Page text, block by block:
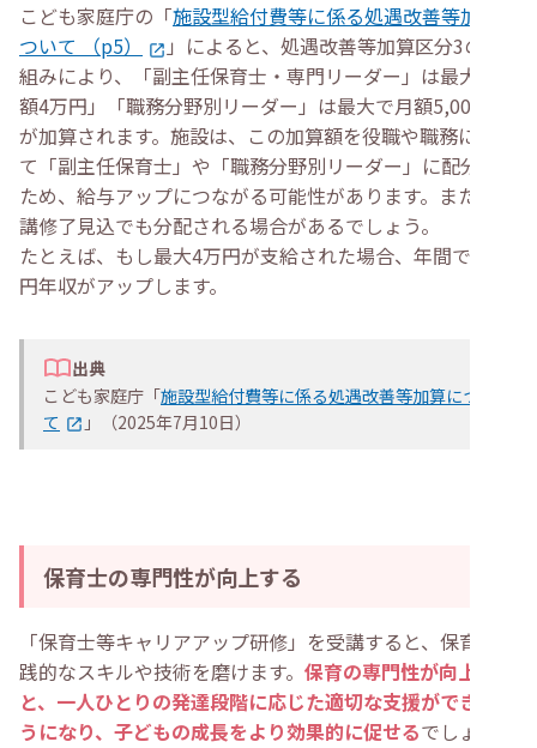
こども家庭庁の「施設型給付費等に係る処遇改善等加算に
ついて （p5）
」によると、処遇改善等加算区分3の仕
組みにより、「副主任保育士・専門リーダー」は最大で月
額4万円」「職務分野別リーダー」は最大で月額5,000円
が加算されます。施設は、この加算額を役職や職務に応じ
て「副主任保育士」や「職務分野別リーダー」に配分する
ため、給与アップにつながる可能性があります。また、受
講修了見込でも分配される場合があるでしょう。
たとえば、もし最大4万円が支給された場合、年間で48万
円年収がアップします。
出典
こども家庭庁「施設型給付費等に係る処遇改善等加算につい
て
」（2025年7月10日）
保育士の専門性が向上する
「保育士等キャリアアップ研修」を受講すると、保育の実
践的なスキルや技術を磨けます。 保育の専門性が向上する
と、一人ひとりの発達段階に応じた適切な支援ができるよ
うになり、子どもの成長をより効果的に促せるでしょう。